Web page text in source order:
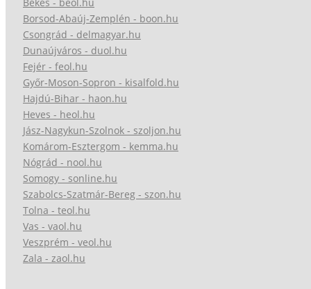
Borsod-Abaúj-Zemplén - boon.hu
Csongrád - delmagyar.hu
Dunaújváros - duol.hu
Fejér - feol.hu
Győr-Moson-Sopron - kisalfold.hu
Hajdú-Bihar - haon.hu
Heves - heol.hu
Jász-Nagykun-Szolnok - szoljon.hu
Komárom-Esztergom - kemma.hu
Nógrád - nool.hu
Somogy - sonline.hu
Szabolcs-Szatmár-Bereg - szon.hu
Tolna - teol.hu
Vas - vaol.hu
Veszprém - veol.hu
Zala - zaol.hu